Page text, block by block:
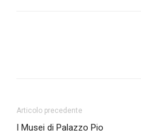
Articolo precedente
I Musei di Palazzo Pio